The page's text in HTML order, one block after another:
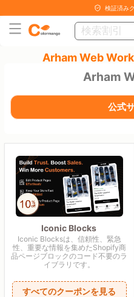
検証済み
Arham Web
Arham
公式
Iconic Blocks
Iconic Blocksは、信頼性、緊急
性、重要な情報を集めたShopify商
品ページブロックのコード不要のラ
イブラリです。
すべてのクーポンを見る